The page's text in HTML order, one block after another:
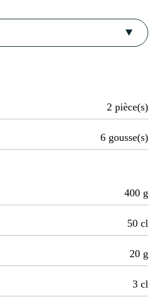
2 pièce(s)
6 gousse(s)
400 g
50 cl
20 g
3 cl